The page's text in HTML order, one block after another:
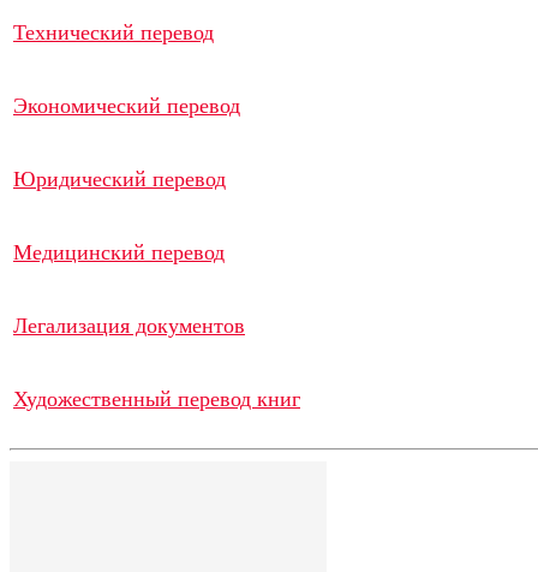
Технический перевод
Экономический перевод
Юридический перевод
Медицинский перевод
Легализация документов
Художественный перевод книг